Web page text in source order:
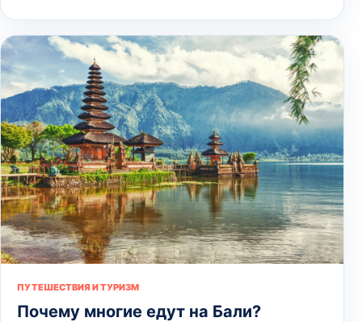
ПУТЕШЕСТВИЯ И ТУРИЗМ
Почему многие едут на Бали?